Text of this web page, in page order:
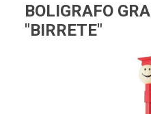
BOLIGRAFO
"BIRRETE"